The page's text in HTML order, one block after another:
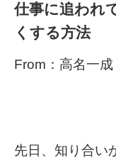
仕事に追われ
くする方法
From：高名一成
先日、知り合い